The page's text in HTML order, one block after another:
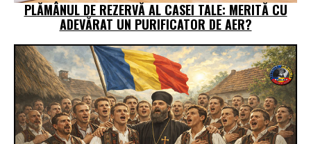
PLĂMÂNUL DE REZERVĂ AL CASEI TALE: MERITĂ CU
ADEVĂRAT UN PURIFICATOR DE AER?